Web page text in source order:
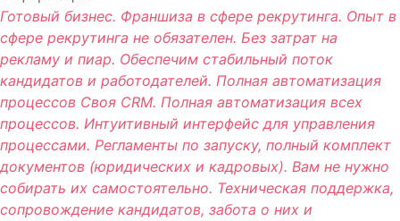
Готовый бизнес. Франшиза в сфере рекрутинга. Опыт в
сфере рекрутинга не обязателен. Без затрат на
рекламу и пиар. Обеспечим стабильный поток
кандидатов и работодателей. Полная автоматизация
процессов Своя CRM. Полная автоматизация всех
процессов. Интуитивный интерфейс для управления
процессами. Регламенты по запуску, полный комплект
документов (юридических и кадровых). Вам не нужно
собирать их самостоятельно. Техническая поддержка,
сопровождение кандидатов, забота о них и